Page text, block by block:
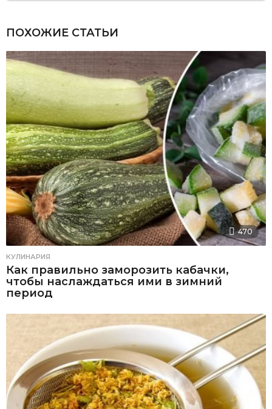
ПОХОЖИЕ СТАТЬИ
470
КУЛИНАРИЯ
Как правильно заморозить кабачки,
чтобы наслаждаться ими в зимний
период